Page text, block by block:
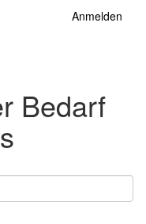
Anmelden
Bedarf